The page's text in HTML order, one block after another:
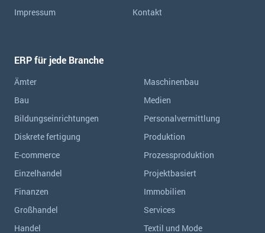
Impressum
Kontakt
ERP für jede Branche
Ämter
Bau
Bildungseinrichtungen
Diskrete fertigung
E-commerce
Einzelhandel
Finanzen
Großhandel
Handel
Maschinenbau
Medien
Personalvermittlung
Produktion
Prozessproduktion
Projektbasiert
Immobilien
Services
Textil und Mode